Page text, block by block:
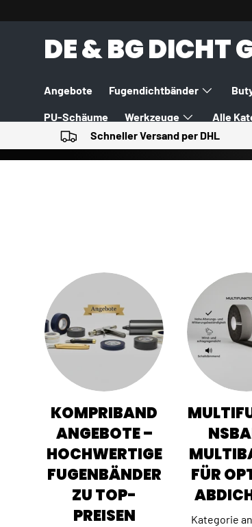
DIREKT ZUM INHALT
DE & BG DICHT
Angebote Fugendichtbänder
PU-Schäume Werkzeuge Alle
Schneller Versand per DHL
KOMPRIBAND
ANGEBOTE –
HOCHWERTIGE
FUGENBÄNDER
ZU TOP-
PREISEN
FÜR
Kategorie